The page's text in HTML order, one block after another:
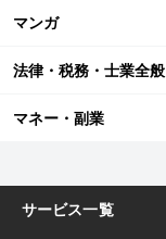
マンガ
法律・税務・士業全般
マネー・副業